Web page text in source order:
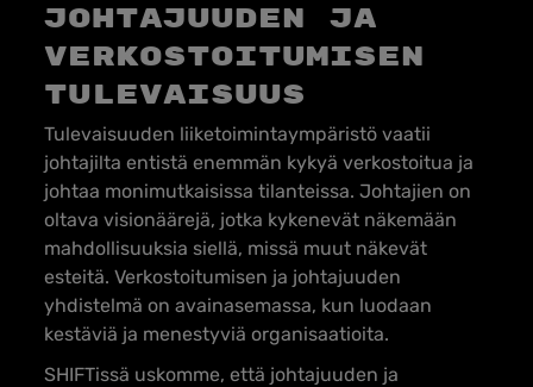
Johtajuuden ja
verkostoitumisen
tulevaisuus
Tulevaisuuden liiketoimintaympäristö vaatii
johtajilta entistä enemmän kykyä verkostoitua ja
johtaa monimutkaisissa tilanteissa. Johtajien on
oltava visionäärejä, jotka kykenevät näkemään
mahdollisuuksia siellä, missä muut näkevät
esteitä. Verkostoitumisen ja johtajuuden
yhdistelmä on avainasemassa, kun luodaan
kestäviä ja menestyviä organisaatioita.
SHIFTissä uskomme, että johtajuuden ja